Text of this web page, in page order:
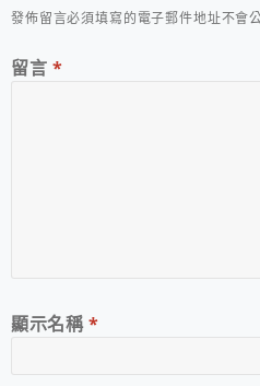
發佈留言必須填寫的電子郵件地址不會
留言 *
顯示名稱*